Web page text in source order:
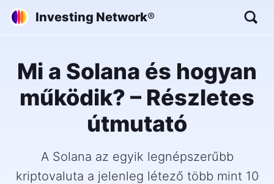
Investing Network®
Mi a Solana és hogyan
működik? – Részletes
útmutató
A Solana az egyik legnépszerűbb
kriptovaluta a jelenleg létező több mint 10